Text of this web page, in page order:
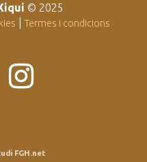
© 2025
Termes i condicions
FGH.net